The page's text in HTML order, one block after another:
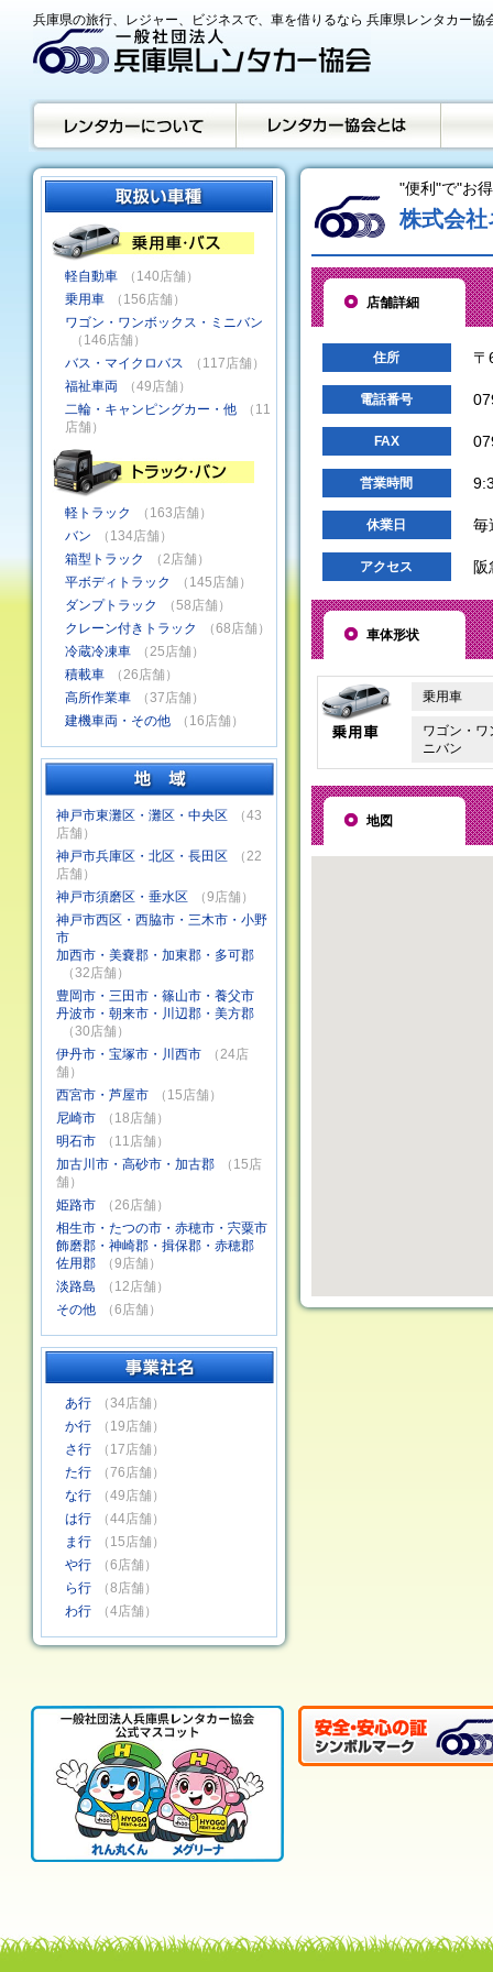
兵庫県の旅行、レジャー、ビジネスで、車を借りるなら 兵庫県レンタカー協
"便利"で"お
株式会
店舗詳細
住所 〒
電話番号
FAX
営業時間
休業日 毎
アクセス
車体形状
乗用車
ワゴン・ワ
ニバン
地図
軽自動車
（140店舗）
乗用車
（156店舗）
ワゴン・ワンボックス・ミニバン
（146店舗）
バス・マイクロバス
（117店舗）
福祉車両
（49店舗）
二輪・キャンピングカー・他
（11
店舗）
軽トラック
（163店舗）
バン
（134店舗）
箱型トラック
（2店舗）
平ボディトラック
（145店舗）
ダンプトラック
（58店舗）
クレーン付きトラック
（68店舗）
冷蔵冷凍車
（25店舗）
積載車
（26店舗）
高所作業車
（37店舗）
建機車両・その他
（16店舗）
神戸市東灘区・灘区・中央区
（43
店舗）
神戸市兵庫区・北区・長田区
（22
店舗）
神戸市須磨区・垂水区
（9店舗）
神戸市西区・西脇市・三木市・小野
市
加西市・美嚢郡・加東郡・多可郡
（32店舗）
豊岡市・三田市・篠山市・養父市
丹波市・朝来市・川辺郡・美方郡
（30店舗）
伊丹市・宝塚市・川西市
（24店
舗）
西宮市・芦屋市
（15店舗）
尼崎市
（18店舗）
明石市
（11店舗）
加古川市・高砂市・加古郡
（15店
舗）
姫路市
（26店舗）
相生市・たつの市・赤穂市・宍粟市
飾磨郡・神崎郡・揖保郡・赤穂郡
佐用郡
（9店舗）
淡路島
（12店舗）
その他
（6店舗）
あ行
（34店舗）
か行
（19店舗）
さ行
（17店舗）
た行
（76店舗）
な行
（49店舗）
は行
（44店舗）
ま行
（15店舗）
や行
（6店舗）
ら行
（8店舗）
わ行
（4店舗）